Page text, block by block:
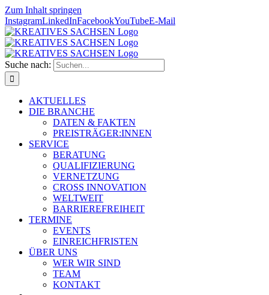
Zum Inhalt springen
InstagramLinkedInFacebookYouTubeE-Mail
Suche nach:
AKTUELLES
DIE BRANCHE
DATEN & FAKTEN
PREISTRÄGER:INNEN
SERVICE
BERATUNG
QUALIFIZIERUNG
VERNETZUNG
CROSS INNOVATION
WELTWEIT
BARRIEREFREIHEIT
TERMINE
EVENTS
EINREICHFRISTEN
ÜBER UNS
WER WIR SIND
TEAM
KONTAKT